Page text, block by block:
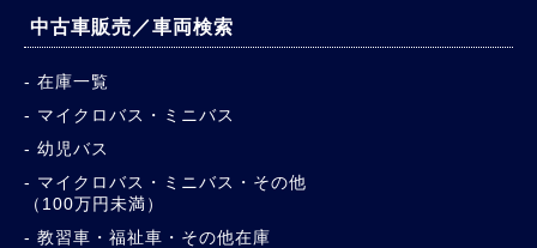
中古車販売／車両検索
在庫一覧
マイクロバス・ミニバス
幼児バス
マイクロバス・ミニバス・その他
（100万円未満）
教習車・福祉車・その他在庫